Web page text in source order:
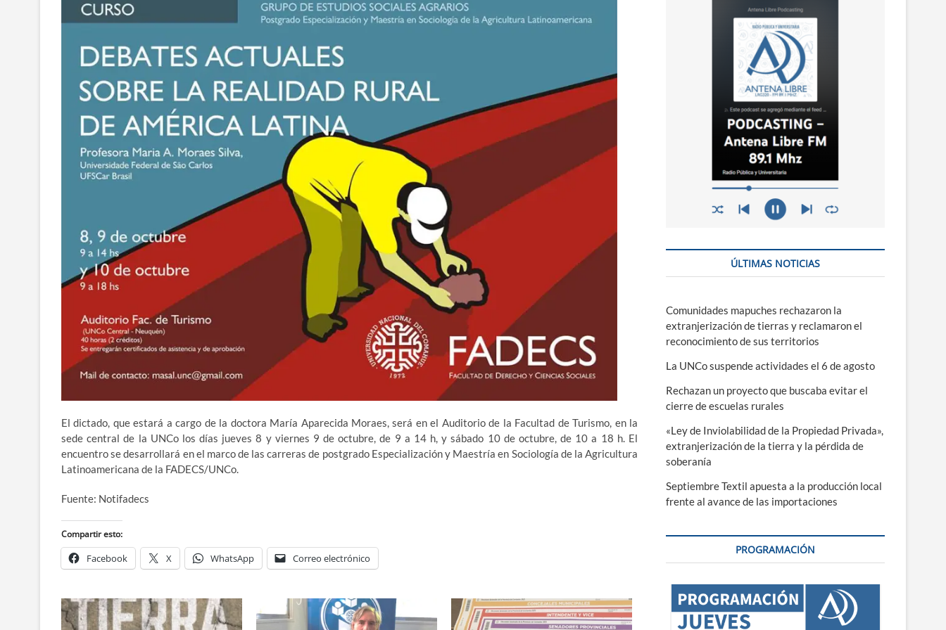
El dictado, que estará a cargo de la doctora María Aparecida Moraes, será en el Auditorio de la Facultad de Turismo, en la
sede central de la UNCo los días jueves 8 y viernes 9 de octubre, de 9 a 14 h, y sábado 10 de octubre, de 10 a 18 h. El
encuentro se desarrollará en el marco de las carreras de postgrado Especialización y Maestría en Sociología de la Agricultura
Latinoamericana de la FADECS/UNCo.
Fuente: Notifadecs
Compartir esto:
Facebook X WhatsApp Correo electrónico
ÚLTIMAS NOTICIAS
Comunidades mapuches rechazaron la
extranjerización de tierras y reclamaron el
reconocimiento de sus territorios
La UNCo suspende actividades el 6 de agosto
Rechazan un proyecto que buscaba evitar el
cierre de escuelas rurales
«Ley de Inviolabilidad de la Propiedad Privada»,
extranjerización de la tierra y la pérdida de
soberanía
Septiembre Textil apuesta a la producción local
frente al avance de las importaciones
PROGRAMACIÓN